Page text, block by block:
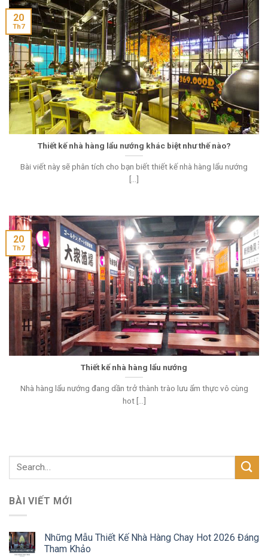
Thiết kế nhà hàng lẩu nướng khác biệt như thế nào?
Bài viết này sẽ phân tích cho bạn biết thiết kế nhà hàng lẩu nướng
[...]
20
Th7
Thiết kế nhà hàng lẩu nướng
Nhà hàng lẩu nướng đang dần trở thành trào lưu ẩm thực vô cùng
hot [...]
20
Th7
BÀI VIẾT MỚI
Những Mẫu Thiết Kế Nhà Hàng Chay Hot 2026 Đáng
Tham Khảo